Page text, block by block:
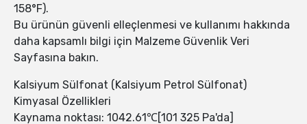
158°F).
Bu ürünün güvenli elleçlenmesi ve kullanımı hakkında
daha kapsamlı bilgi için Malzeme Güvenlik Veri
Sayfasına bakın.
Kalsiyum Sülfonat (Kalsiyum Petrol Sülfonat)
Kimyasal Özellikleri
Kaynama noktası: 1042.61℃[101 325 Pa'da]